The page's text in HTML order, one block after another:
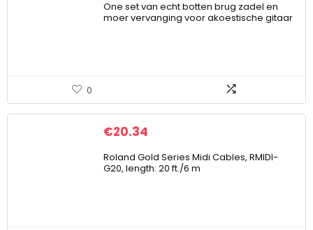
One set van echt botten brug zadel en
moer vervanging voor akoestische gitaar
0
€20.34
Roland Gold Series Midi Cables, RMIDI-
G20, length: 20 ft./6 m